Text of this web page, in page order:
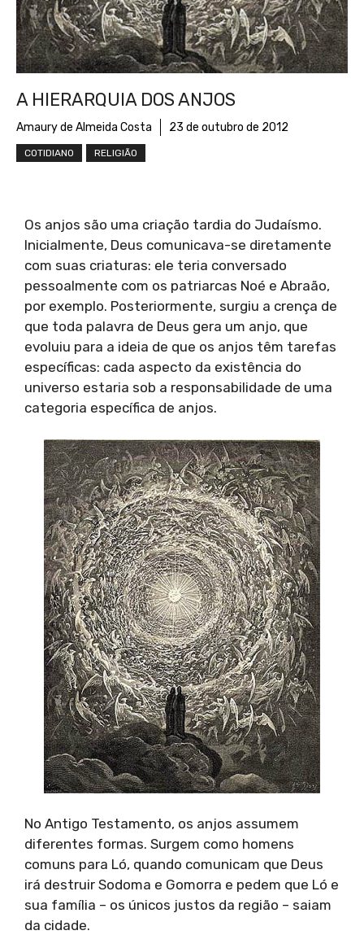
A HIERARQUIA DOS ANJOS
Amaury de Almeida Costa 23 de outubro de 2012
COTIDIANO RELIGIÃO
Os anjos são uma criação tardia do Judaísmo.
Inicialmente, Deus comunicava-se diretamente
com suas criaturas: ele teria conversado
pessoalmente com os patriarcas Noé e Abraão,
por exemplo. Posteriormente, surgiu a crença de
que toda palavra de Deus gera um anjo, que
evoluiu para a ideia de que os anjos têm tarefas
específicas: cada aspecto da existência do
universo estaria sob a responsabilidade de uma
categoria específica de anjos.
No Antigo Testamento, os anjos assumem
diferentes formas. Surgem como homens
comuns para Ló, quando comunicam que Deus
irá destruir Sodoma e Gomorra e pedem que Ló e
sua família – os únicos justos da região – saiam
da cidade.